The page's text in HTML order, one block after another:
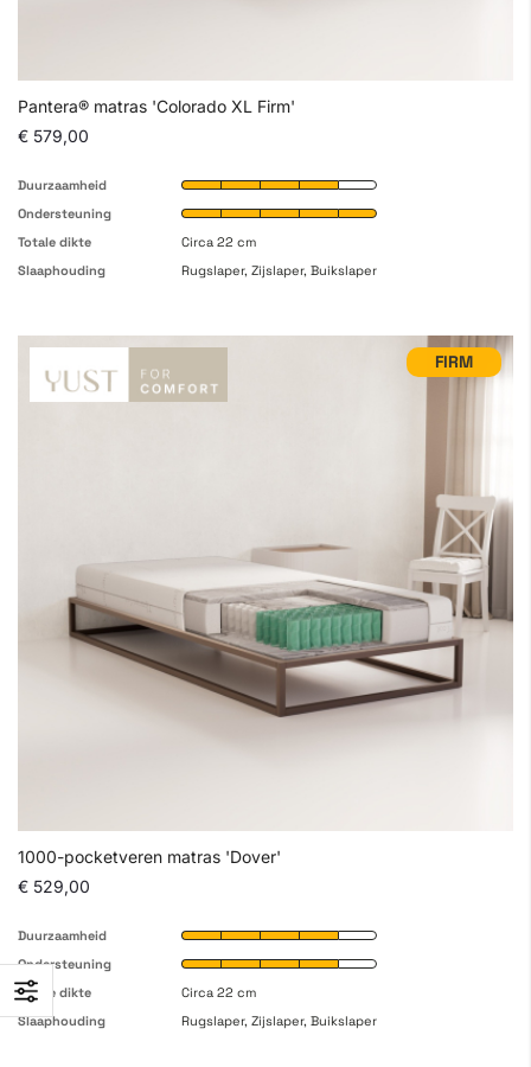
Pantera® matras 'Colorado XL Firm'
€ 579,00
Duurzaamheid
Ondersteuning
Totale dikte
Circa 22 cm
Slaaphouding
Rugslaper, Zijslaper, Buikslaper
FIRM
1000-pocketveren matras 'Dover'
€ 529,00
Duurzaamheid
Ondersteuning
Totale dikte
Circa 22 cm
Slaaphouding
Rugslaper, Zijslaper, Buikslaper